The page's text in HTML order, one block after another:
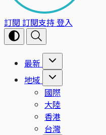
訂閱 訂閱支持登入
最新
地域
國際
大陸
香港
台灣